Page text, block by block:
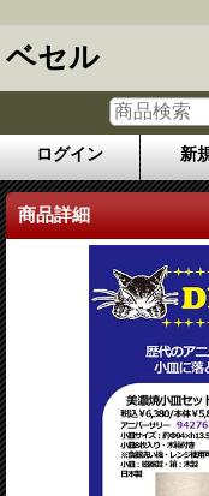
ベセル
ログイン 新
商品詳細